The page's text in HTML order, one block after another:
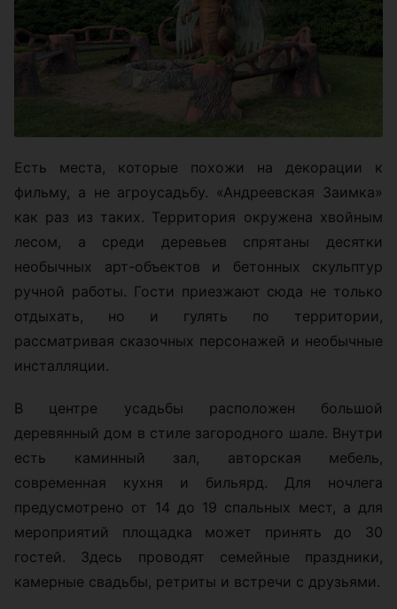
Есть места, которые похожи на декорации к
фильму, а не агроусадьбу. «Андреевская Заимка»
как раз из таких. Территория окружена хвойным
лесом, а среди деревьев спрятаны десятки
необычных арт-объектов и бетонных скульптур
ручной работы. Гости приезжают сюда не только
отдыхать, но и гулять по территории,
рассматривая сказочных персонажей и необычные
инсталляции.
В центре усадьбы расположен большой
деревянный дом в стиле загородного шале. Внутри
есть каминный зал, авторская мебель,
современная кухня и бильярд. Для ночлега
предусмотрено от 14 до 19 спальных мест, а для
мероприятий площадка может принять до 30
гостей. Здесь проводят семейные праздники,
камерные свадьбы, ретриты и встречи с друзьями.